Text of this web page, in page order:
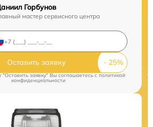
Горбунов
мастер сервисного центра
Оставить заявку
заявку" Вы соглашаетесь cполитикой
конфиденциальности